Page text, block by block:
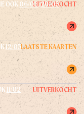
UITVERKOCHT
OOK 06/03,20/05
LAATSTE KAARTEN
12/05
UITVERKOCHT
11/02